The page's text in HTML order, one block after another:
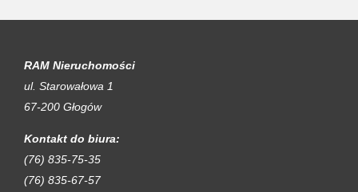
RAM Nieruchomości
ul. Starowałowa 1
67-200 Głogów
Kontakt do biura:
(76) 835-75-35
(76) 835-67-57